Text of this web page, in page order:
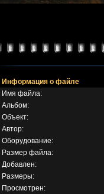
Информация о файле
Имя файла:
Альбом:
Объект:
Автор:
Оборудование:
Размер файла:
Добавлен:
Размеры:
Просмотрен: